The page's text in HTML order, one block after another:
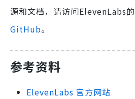
源和文档，请访问ElevenLabs的
GitHub。
参考资料
ElevenLabs 官方网站